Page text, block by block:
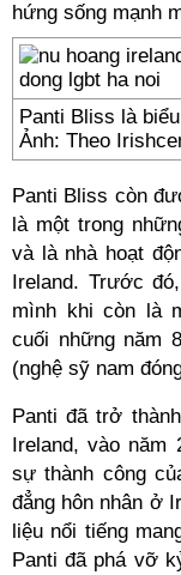
hứng sống mạnh
Panti Bliss là
Ảnh: Theo
Panti Bliss còn
là một trong
và là nhà hoạt
Ireland. Trước
mình khi còn là
cuối những năm
(nghệ sỹ nam
Panti đã trở
Ireland, vào năm
sự thành công
đẳng hôn nhân ở
liệu nổi tiếng
Panti đã phá vỡ